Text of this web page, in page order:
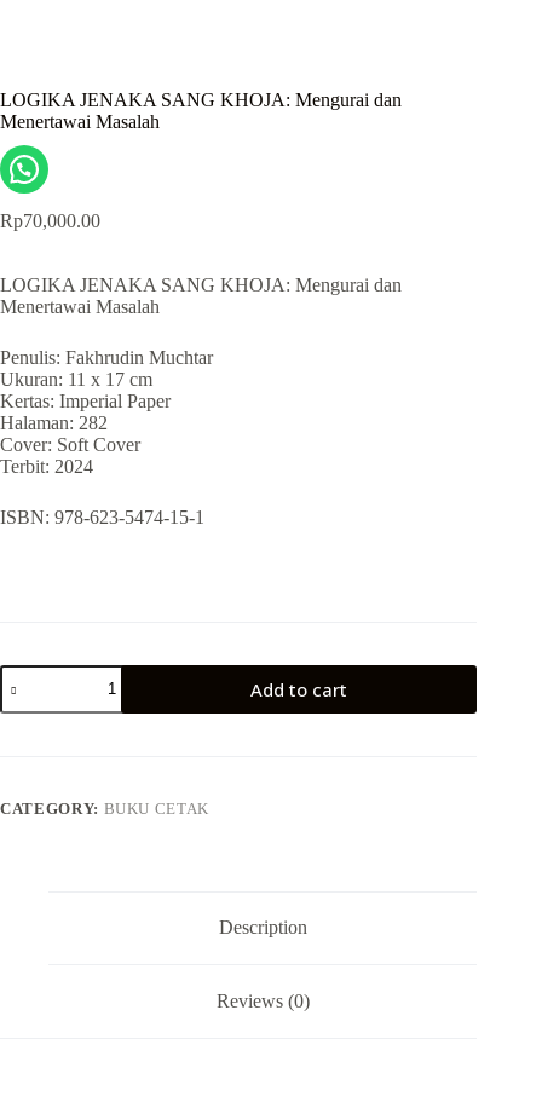
LOGIKA JENAKA SANG KHOJA: Mengurai dan
Menertawai Masalah
Rp70,000.00
LOGIKA JENAKA SANG KHOJA: Mengurai dan
Menertawai Masalah
Penulis: Fakhrudin Muchtar
Ukuran: 11 x 17 cm
Kertas: Imperial Paper
Halaman: 282
Cover: Soft Cover
Terbit: 2024
ISBN: 978-623-5474-15-1
Add to cart
CATEGORY: BUKU CETAK
Description
Reviews (0)